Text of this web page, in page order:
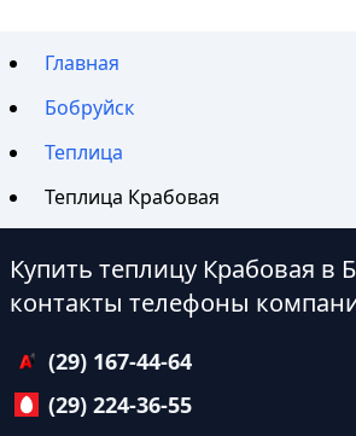
Главная
Бобруйск
Теплица
Теплица Крабовая
Купить теплицу Крабовая в
контакты телефоны
(29) 167-44-64
(29) 224-36-55